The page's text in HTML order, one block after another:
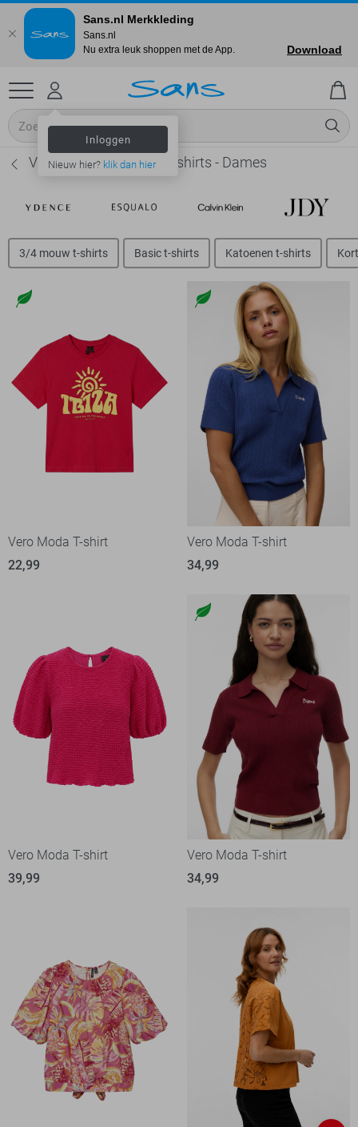
Inloggen
Nieuw hier? klik dan hier
Vero Moda Regular fit t-shirts - Dames
3/4 mouw t-shirts Basic t-shirts Katoenen t-shirts
Vero Moda T-shirt
22,99
Vero Moda T-shirt
34,99
Vero Moda T-shirt
39,99
Vero Moda T-shirt
34,99
Sans.nl Merkkleding
Sans.nl
Nu extra leuk shoppen met de App.
Download